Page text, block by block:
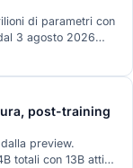
di parametri con
3 agosto 2026
QwenWork. I pesi
è a senso unico, e
post-training
preview.
totali con 13B attivi,